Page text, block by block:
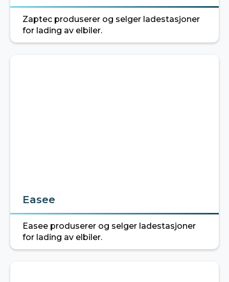
Zaptec produserer og selger ladestasjoner
for lading av elbiler.
Easee
Easee produserer og selger ladestasjoner
for lading av elbiler.